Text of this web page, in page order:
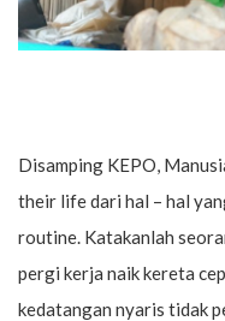
Disamping KEPO,
their life dari hal – hal
routine. Katakanlah
pergi kerja naik kereta
kedatangan nyaris tidak